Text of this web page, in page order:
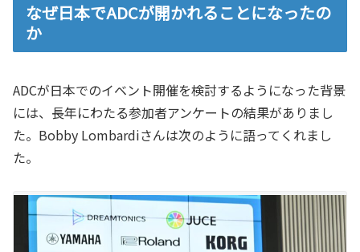
なぜ日本でADCが開かれることになったの
か
ADCが日本でのイベント開催を検討するようになった背景
には、長年にわたる参加者アンケートの結果がありまし
た。Bobby Lombardiさんは次のように語ってくれまし
た。